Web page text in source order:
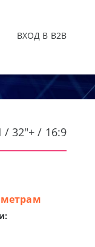
ВХОД В B2B
32"+ / 16:9